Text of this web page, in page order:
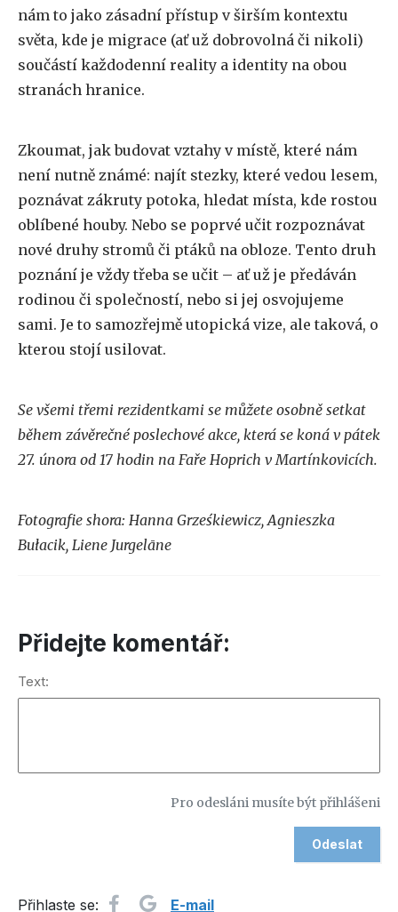
nám to jako zásadní přístup v širším kontextu
světa, kde je migrace (ať už dobrovolná či nikoli)
součástí každodenní reality a identity na obou
stranách hranice.
Zkoumat, jak budovat vztahy v místě, které nám
není nutně známé: najít stezky, které vedou lesem,
poznávat zákruty potoka, hledat místa, kde rostou
oblíbené houby. Nebo se poprvé učit rozpoznávat
nové druhy stromů či ptáků na obloze. Tento druh
poznání je vždy třeba se učit – ať už je předáván
rodinou či společností, nebo si jej osvojujeme
sami. Je to samozřejmě utopická vize, ale taková, o
kterou stojí usilovat.
Se všemi třemi rezidentkami se můžete osobně setkat
během závěrečné poslechové akce, která se koná v pátek
27. února od 17 hodin na Faře Hoprich v Martínkovicích.
Fotografie shora: Hanna Grześkiewicz, Agnieszka
Bułacik, Liene Jurgelāne
Přidejte komentář:
Text:
Pro odesláni musíte být přihlášeni
Přihlaste se:
E-mail